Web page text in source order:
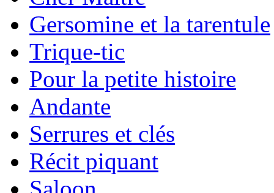
Gersomine et la tarentule
Trique-tic
Pour la petite histoire
Andante
Serrures et clés
Récit piquant